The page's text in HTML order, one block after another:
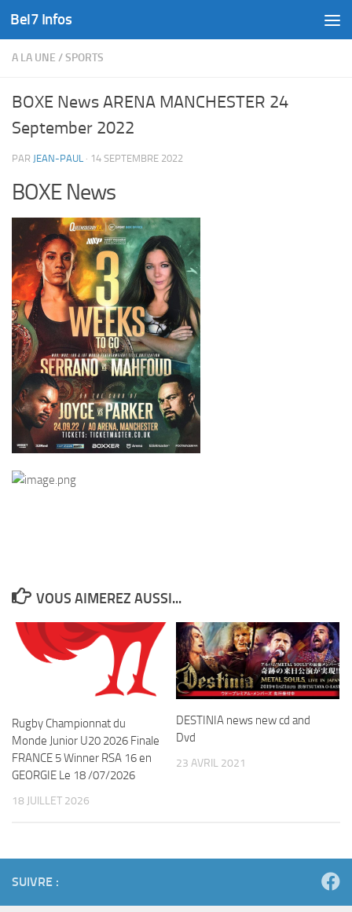
Skip to content
Bel7 Infos
A LA UNE /SPORTS
BOXE News ARENA MANCHESTER 24
September 2022
PAR JEAN-PAUL · 14 SEPTEMBRE 2022
BOXE News
VOUS AIMEREZ AUSSI...
Rugby Championnat du
Monde Junior U20 2026 Finale
FRANCE 5 Winner RSA 16 en
GEORGIE Le 18 /07/2026
18 JUILLET 2026
DESTINIA news new cd and
Dvd
23 AVRIL 2021
SUIVRE :